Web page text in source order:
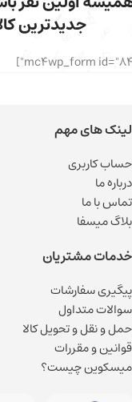
جدیدترین
لینک های مهم
حساب کاربری
درباره ما
تماس با ما
بلاگ میسفا
خدمات مشتریان
پیگیری سفارشات
سوالات متداول
حمل و نقل و تحویل کالا
قوانین و مقررات
میسکوین چیست؟